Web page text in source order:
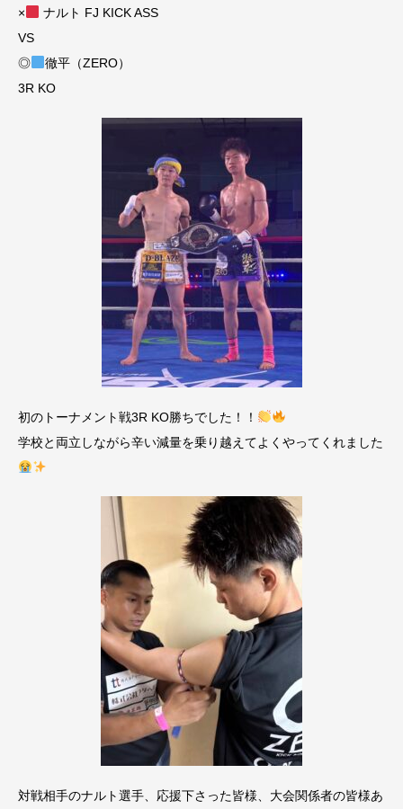
×
ナルト FJ KICK ASS
VS
◎
徹平（ZERO）
3R KO
初のトーナメント戦3R KO勝ちでした！！
学校と両立しながら辛い減量を乗り越えてよくやってくれました
対戦相手のナルト選手、応援下さった皆様、大会関係者の皆様あ